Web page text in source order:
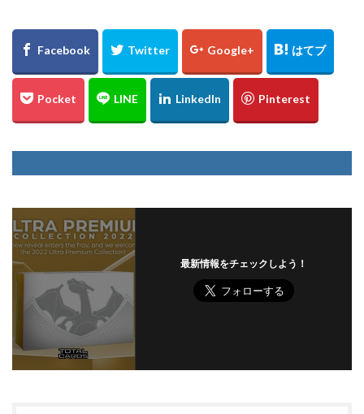
最新情報をチェックしよう！